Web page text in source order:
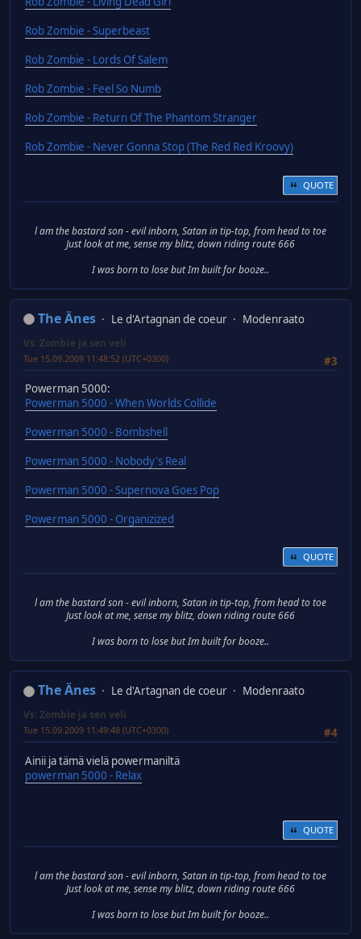
Rob Zombie - Superbeast
Rob Zombie - Lords Of Salem
Rob Zombie - Feel So Numb
Rob Zombie - Return Of The Phantom Stranger
Rob Zombie - Never Gonna Stop (The Red Red Kroovy)
QUOTE
l am the bastard son - evil inborn, Satan in tip-top, from head to toe
Just look at me, sense my blitz, down riding route 666
I was born to lose but Im built for booze..
The Änes Le d'Artagnan de coeur Modenraato
Vs: Zombie ja sen veli
#3
Tue 15.09.2009 11:48:52 (UTC+0300)
Powerman 5000:
Powerman 5000 - When Worlds Collide
Powerman 5000 - Bombshell
Powerman 5000 - Nobody's Real
Powerman 5000 - Supernova Goes Pop
Powerman 5000 - Organizized
QUOTE
l am the bastard son - evil inborn, Satan in tip-top, from head to toe
Just look at me, sense my blitz, down riding route 666
I was born to lose but Im built for booze..
The Änes Le d'Artagnan de coeur Modenraato
Vs: Zombie ja sen veli
#4
Tue 15.09.2009 11:49:48 (UTC+0300)
Ainii ja tämä vielä powermaniltä
powerman 5000 - Relax
QUOTE
l am the bastard son - evil inborn, Satan in tip-top, from head to toe
Just look at me, sense my blitz, down riding route 666
I was born to lose but Im built for booze..